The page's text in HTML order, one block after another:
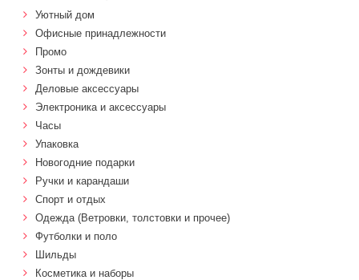
Уютный дом
Офисные принадлежности
Промо
Зонты и дождевики
Деловые аксессуары
Электроника и аксессуары
Часы
Упаковка
Новогодние подарки
Ручки и карандаши
Спорт и отдых
Одежда (Ветровки, толстовки и прочее)
Футболки и поло
Шильды
Косметика и наборы